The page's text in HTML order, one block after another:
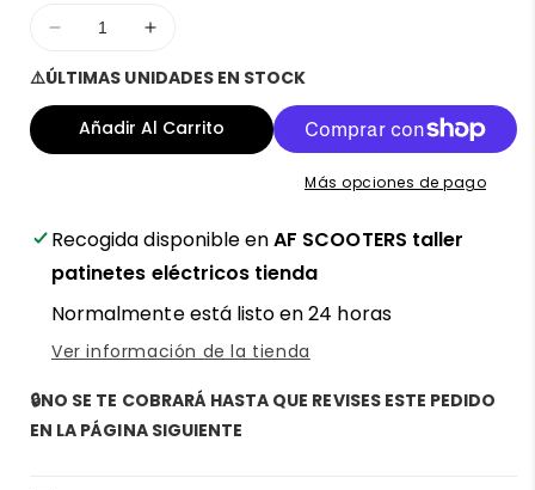
Disminuir
cantidad
para
Guardabarros
trasero
Ecoxtrem
M41
Tank
–
¡Protección
y
estilo
sobre
ruedas
Aumentar
para
Guardabarros
trasero
Ecoxtrem
M41
–
¡Protección
y
estilo
sobre
ruedas
⚠️ÚLTIMAS UNIDADES EN STOCK
Añadir Al Carrito
Más opciones de pago
Recogida disponible enAF SCOOTERS taller
patinetes eléctricos tienda
Normalmente está listo en 24 horas
Ver información de la tienda
🔒NO SE TE COBRARÁ HASTA QUE REVISES ESTE PEDIDO
EN LA PÁGINA SIGUIENTE